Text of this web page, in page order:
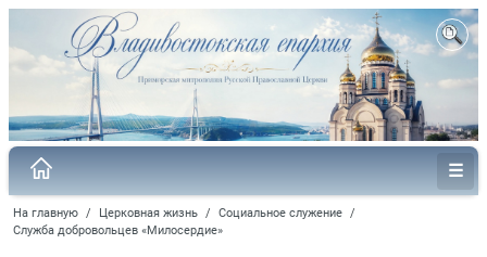
На главную / Церковная жизнь / Социальное служение /
Служба добровольцев «Милосердие»